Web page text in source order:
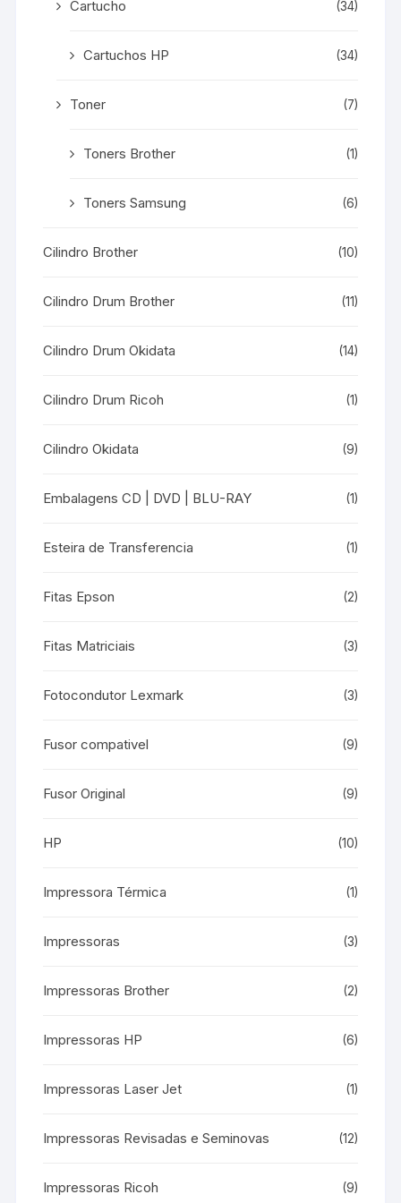
Cartucho (34)
Cartuchos HP (34)
Toner (7)
Toners Brother (1)
Toners Samsung (6)
Cilindro Brother (10)
Cilindro Drum Brother (11)
Cilindro Drum Okidata (14)
Cilindro Drum Ricoh (1)
Cilindro Okidata (9)
Embalagens CD | DVD | BLU-RAY (1)
Esteira de Transferencia (1)
Fitas Epson (2)
Fitas Matriciais (3)
Fotocondutor Lexmark (3)
Fusor compativel (9)
Fusor Original (9)
HP (10)
Impressora Térmica (1)
Impressoras (3)
Impressoras Brother (2)
Impressoras HP (6)
Impressoras Laser Jet (1)
Impressoras Revisadas e Seminovas (12)
Impressoras Ricoh (9)